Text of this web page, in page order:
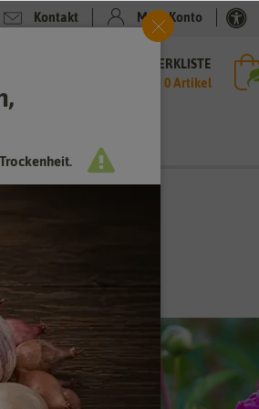
Kontakt Mein Konto
MERKLISTE
0 Artikel